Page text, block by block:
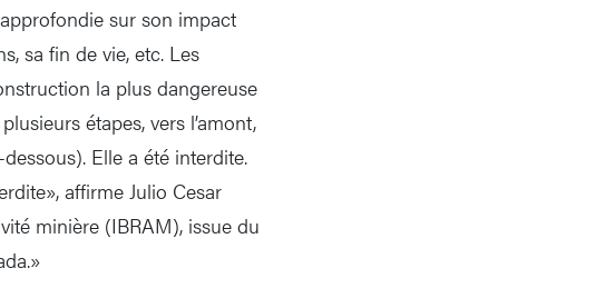
sur son impact
sa fin de vie, etc. Les
la plus dangereuse
étapes, vers l’amont,
Elle a été interdite.
affirme Julio Cesar
minière (IBRAM), issue du